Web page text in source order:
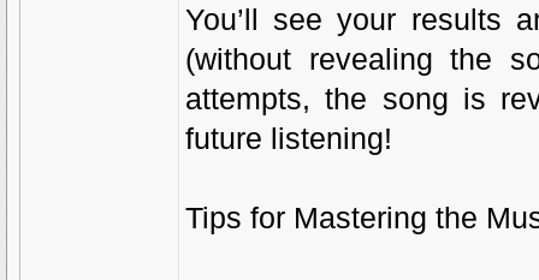
You’ll see your results
(without revealing the
attempts, the song is
future listening!
Tips for Mastering the